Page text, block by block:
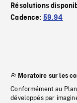
Résolutions
Cadence: 59.94
Moratoire sur les
Conformément au
développés par